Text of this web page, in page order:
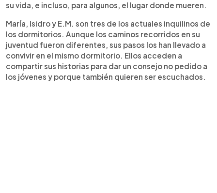
su vida, e incluso, para algunos, el lugar donde mueren.
María, Isidro y E.M. son tres de los actuales inquilinos de
los dormitorios. Aunque los caminos recorridos en su
juventud fueron diferentes, sus pasos los han llevado a
convivir en el mismo dormitorio. Ellos acceden a
compartir sus historias para dar un consejo no pedido a
los jóvenes y porque también quieren ser escuchados.